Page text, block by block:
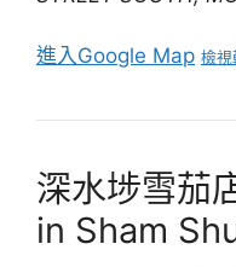
進入Google Map 檢視
深水埗雪茄
in Sham